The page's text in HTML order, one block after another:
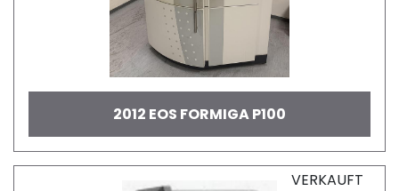
2012 EOS FORMIGA P100
VERKAUFT